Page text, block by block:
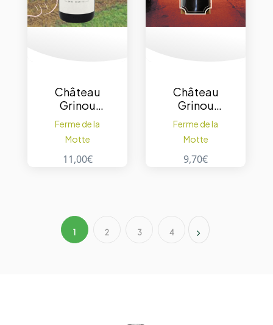
Château
Grinou
Bergerac
Rien de
Rien –
rouge sans
Ferme de la
Motte
11,00€
Château
Grinou
Bergerac
Tradition
rouge
Perigord
Ferme de la
Motte
9,70€
1 2 3 4